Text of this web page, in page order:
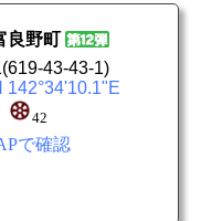
良野町
(619-43-43-1)
142°34'10.1"E
42
で確認